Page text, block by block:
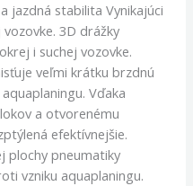
jazdná stabilita Vynikajúci
3D drážky
i suchej vozovke.
veľmi krátku brzdnú
Vďaka
a otvorenému
efektívnejšie.
plochy pneumatiky
vzniku aquaplaningu.